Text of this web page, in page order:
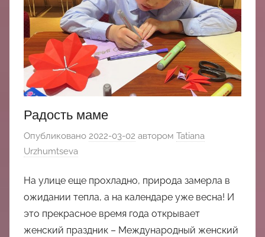
Радость маме
Опубликовано 2022-03-02 автором Tatiana
Urzhumtseva
На улице еще прохладно, природа замерла в
ожидании тепла, а на календаре уже весна! И
это прекрасное время года открывает
женский праздник – Международный женский